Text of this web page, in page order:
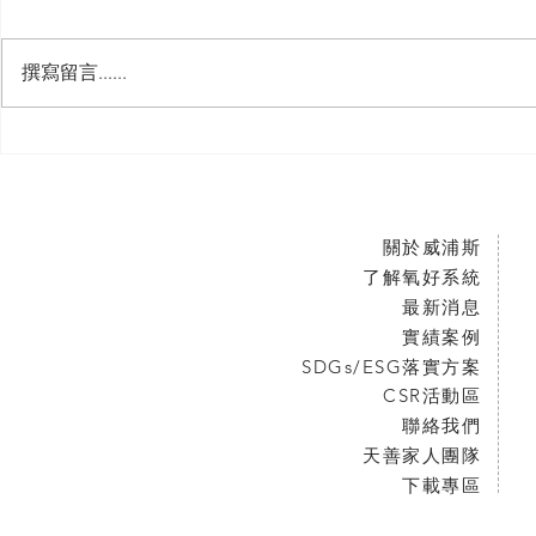
撰寫留言......
關於威浦斯
了解氧好系統
最新消息
實績案例
SDGs/ESG落實方案
CSR活動區
聯絡我們
天善家人團隊
下載專區